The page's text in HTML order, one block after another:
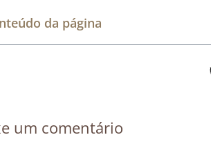
da página
um comentário